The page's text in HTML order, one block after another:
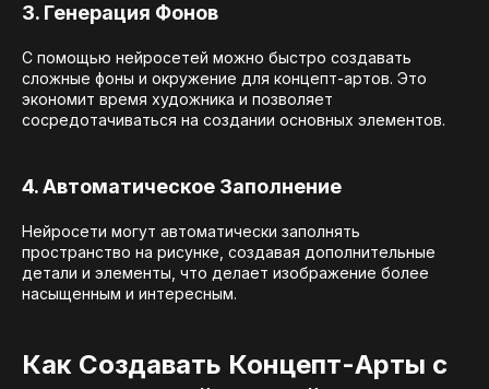
3. Генерация Фонов
С помощью нейросетей можно быстро создавать
сложные фоны и окружение для концепт-артов. Это
экономит время художника и позволяет
сосредотачиваться на создании основных элементов.
4. Автоматическое Заполнение
Нейросети могут автоматически заполнять
пространство на рисунке, создавая дополнительные
детали и элементы, что делает изображение более
насыщенным и интересным.
Как Создавать Концепт-Арты с